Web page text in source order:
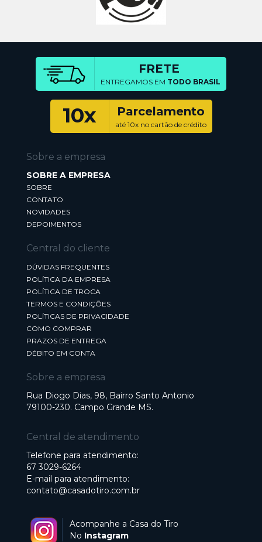
FRETE
ENTREGAMOS EM TODO BRASIL
10x Parcelamento
até 10x no cartão de crédito
Sobre a empresa
SOBRE A EMPRESA
SOBRE
CONTATO
NOVIDADES
DEPOIMENTOS
Central do cliente
DÚVIDAS FREQUENTES
POLÍTICA DA EMPRESA
POLÍTICA DE TROCA
TERMOS E CONDIÇÕES
POLÍTICAS DE PRIVACIDADE
COMO COMPRAR
PRAZOS DE ENTREGA
DÉBITO EM CONTA
Sobre a empresa
Rua Diogo Dias, 98, Bairro Santo Antonio
79100-230. Campo Grande MS.
Central de atendimento
Telefone para atendimento:
67 3029-6264
E-mail para atendimento:
contato@casadotiro.com.br
Acompanhe a Casa do Tiro
No Instagram